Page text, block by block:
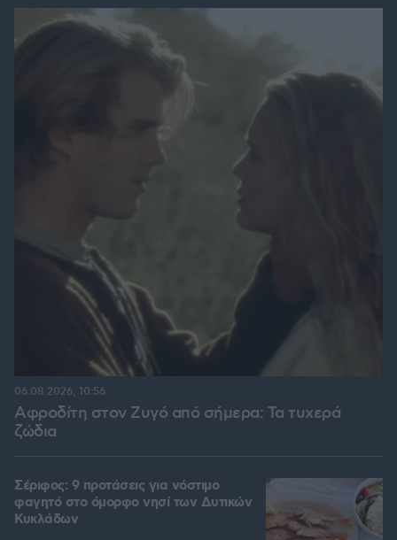
Αφροδίτη στον Ζυγό από σήμερα: Τα τυχερά
ζώδια
06.08.2026, 10:56
Σέριφος: 9 προτάσεις για νόστιμο
φαγητό στο όμορφο νησί των Δυτικών
Κυκλάδων